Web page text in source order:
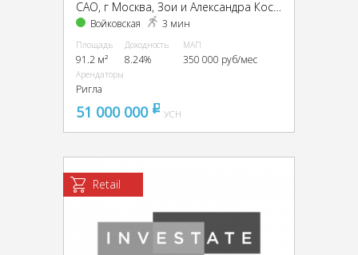
Войковская 3 мин
Площадь
91.2 м²
Доходность
8.24%
МАП
350 000 руб/мес
Арендаторы
Ригла
51 000 000 pуб
УСН
Retail